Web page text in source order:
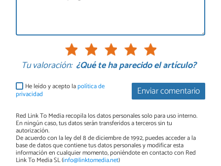
Tu valoración: ¿Qué te ha parecido el artículo?
Enviar comentario
He leído y acepto lapolítica de
privacidad
Red Link To Media recopila los datos personales solo para uso interno.
En ningún caso, tus datos serán transferidos a terceros sin tu
autorización.
De acuerdo con la ley del 8 de diciembre de 1992, puedes acceder a la
base de datos que contiene tus datos personales y modificar esta
información en cualquier momento, poniéndote en contacto con Red
Link To Media SL (info@linktomedia.net)